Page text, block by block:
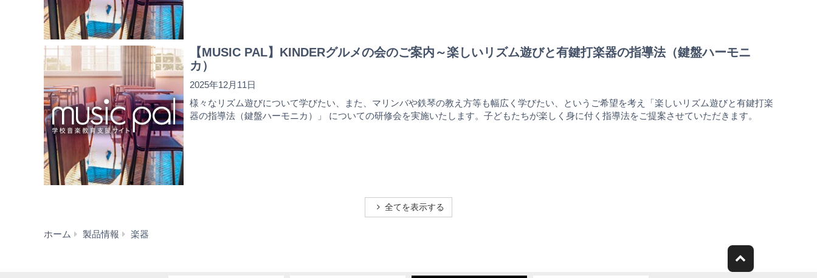
【MUSIC PAL】KINDERグルメの会のご案内～楽しいリズム遊びと有鍵打楽器の指導法（鍵盤ハーモニ
カ）
2025年12月11日
様々なリズム遊びについて学びたい、また、マリンバや鉄琴の教え方等も幅広く学びたい、というご希望を考え「楽しいリズム遊びと有鍵打楽
器の指導法（鍵盤ハーモニカ）」 についての研修会を実施いたします。子どもたちが楽しく身に付く指導法をご提案させていただきます。
全てを表示する
ホーム 製品情報 楽器